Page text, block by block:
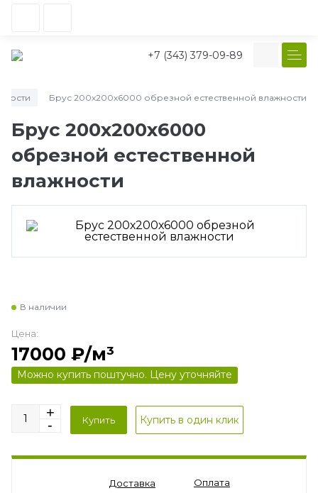
+7 (343) 379-09-89
Брус 200х200х6000 обрезной естественной влажности
Брус 200х200х6000
обрезной естественной
влажности
В наличии
Цена:
17000 ₽/м³
Можно купить поштучно. Цену уточняйте
Доставка Оплата